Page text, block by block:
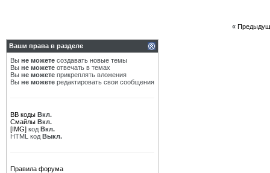
«
Ваши права в разделе
Вы не можете создавать новые темы
Вы не можете отвечать в темах
Вы не можете прикреплять вложения
Вы не можете редактировать свои сообщения
BB коды Вкл.
Смайлы Вкл.
[IMG] код Вкл.
HTML код Выкл.
Правила форума